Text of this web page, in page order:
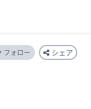
フォロー シェア